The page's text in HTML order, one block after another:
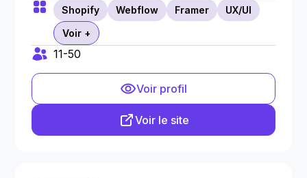
Shopify Webflow Framer
UX/UI
Voir +
11-50
Voir profil
Voir le site